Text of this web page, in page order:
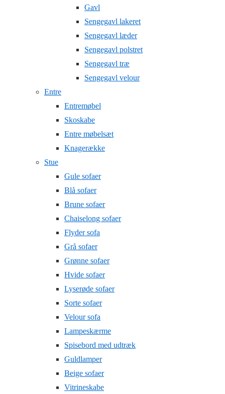
Gavl
Sengegavl lakeret
Sengegavl læder
Sengegavl polstret
Sengegavl træ
Sengegavl velour
Entre
Entremøbel
Skoskabe
Entre møbelsæt
Knagerække
Stue
Gule sofaer
Blå sofaer
Brune sofaer
Chaiselong sofaer
Flyder sofa
Grå sofaer
Grønne sofaer
Hvide sofaer
Lyserøde sofaer
Sorte sofaer
Velour sofa
Lampeskærme
Spisebord med udtræk
Guldlamper
Beige sofaer
Vitrineskabe